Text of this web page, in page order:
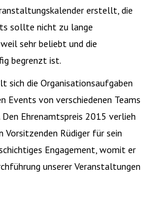
erstellt, die
sollte nicht zu lange
sehr beliebt und die
begrenzt ist.
sich die Organisationsaufgaben
Events von verschiedenen Teams
Ehrenamtspreis 2015 verlieh
Vorsitzenden Rüdiger für sein
Engagement, womit er
unserer Veranstaltungen